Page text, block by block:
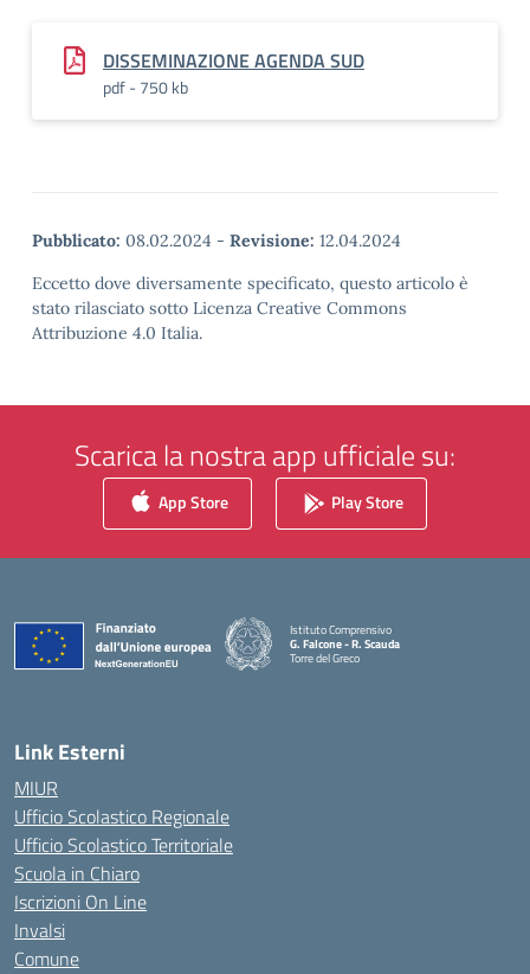
DISSEMINAZIONE AGENDA SUD
pdf - 750 kb
Pubblicato: 08.02.2024 - Revisione: 12.04.2024
Eccetto dove diversamente specificato, questo articolo è
stato rilasciato sotto Licenza Creative Commons
Attribuzione 4.0 Italia.
Scarica la nostra app ufficiale su:
App Store Play Store
Istituto Comprensivo
G. Falcone - R. Scauda
Torre del Greco
Link Esterni
MIUR
Ufficio Scolastico Regionale
Ufficio Scolastico Territoriale
Scuola in Chiaro
Iscrizioni On Line
Invalsi
Comune